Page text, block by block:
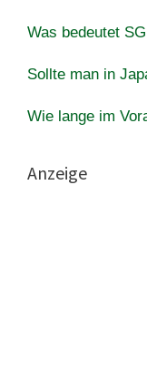
Was bedeutet
Sollte man in
Wie lange im
Anzeige